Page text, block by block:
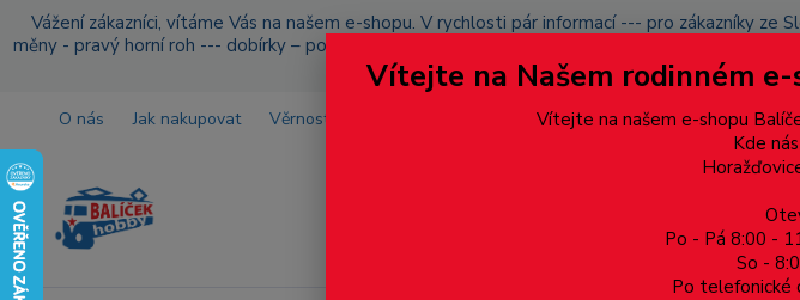
Vážení zákazníci, vítáme Vás na našem e-shopu. V rychlosti pár informací --- pro zákazníky
měny - pravý horní roh --- dobírky – pokud si z nějakého důvodu zásilku nevyzvednete, bude
přidán na blacklist a
O nás Jak nakupovat Věrnostní program Doprava a platba Více
Vítejte na Našem rodinném
Vítejte na našem e-shopu
Kde
Po - Pá 8:00 -
So -
Po telefonické